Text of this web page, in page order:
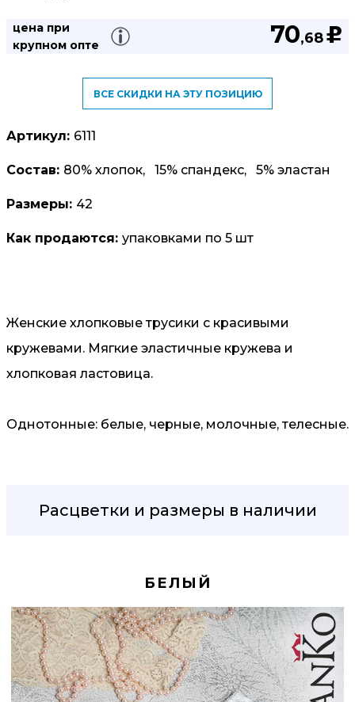
цена при
крупном опте
70,68u
ВСЕ СКИДКИ НА ЭТУ ПОЗИЦИЮ
Артикул: 6111
Состав: 80% хлопок, 15% спандекс, 5% эластан
Размеры: 42
Как продаются: упаковками по 5 шт
Женские хлопковые трусики с красивыми
кружевами. Мягкие эластичные кружева и
хлопковая ластовица.
Однотонные: белые, черные, молочные, телесные.
Расцветки и размеры в наличии
БЕЛЫЙ